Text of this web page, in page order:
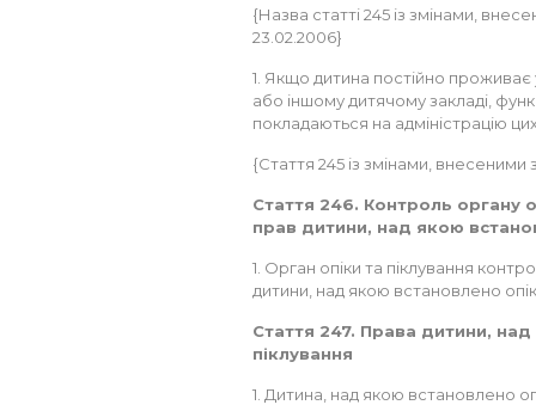
{Назва статті 245 із змінами,
23.02.2006}
1. Якщо дитина постійно проживає
або іншому дитячому закладі,
покладаються на адміністрацію
{Стаття 245 із змінами, внесеними
Стаття 246. Контроль органу
прав дитини, над якою
1. Орган опіки та піклування
дитини, над якою встановлено
Стаття 247. Права дитини,
піклування
1. Дитина, над якою встановлено